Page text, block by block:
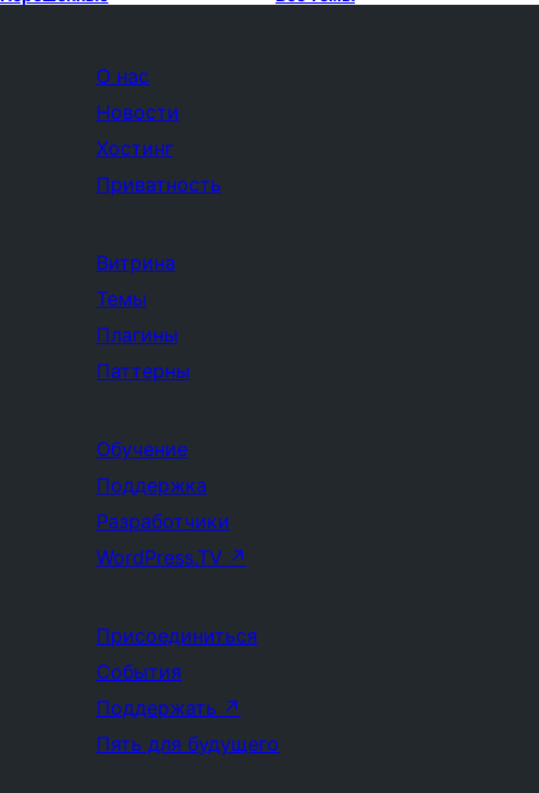
О нас
Новости
Хостинг
Приватность
Витрина
Темы
Плагины
Паттерны
Обучение
Поддержка
Разработчики
WordPress.TV ↗
Присоединиться
События
Поддержать ↗
Пять для будущего